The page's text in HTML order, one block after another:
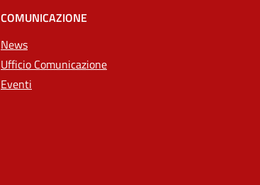
COMUNICAZIONE
News
Ufficio Comunicazione
Eventi